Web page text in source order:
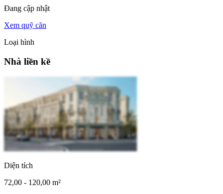
Đang cập nhật
Xem quỹ căn
Loại hình
Nhà liền kề
Diện tích
72,00 - 120,00 m²